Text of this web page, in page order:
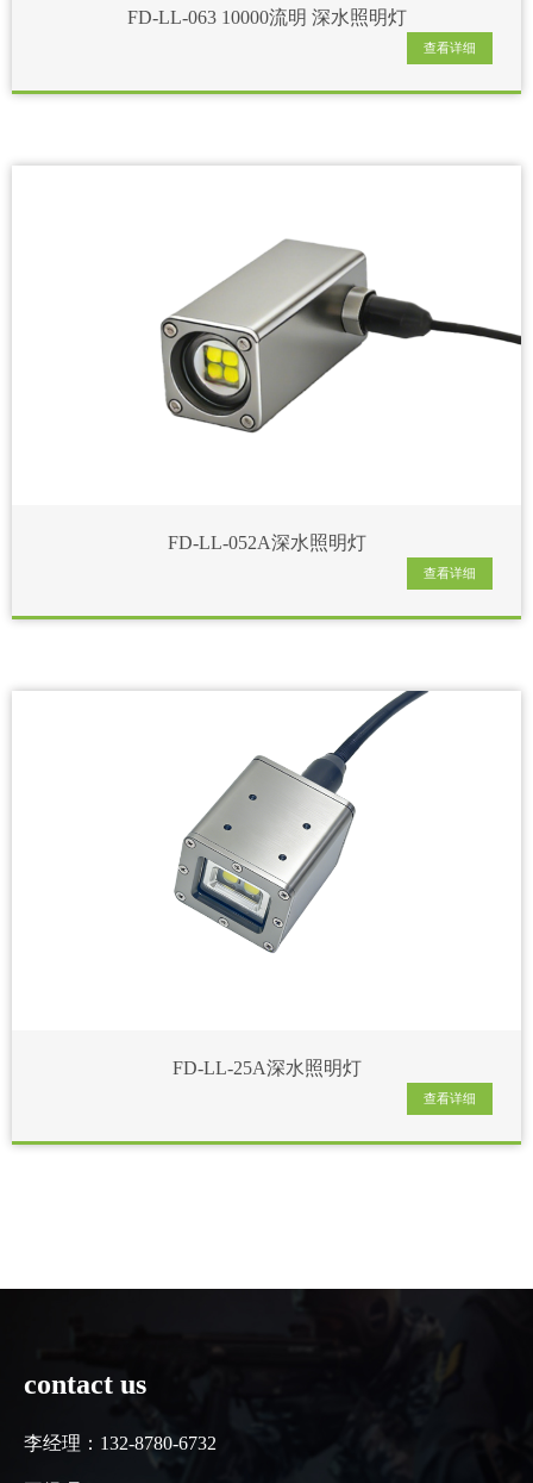
FD-LL-063 10000流明 深水照明灯
查看详细
FD-LL-052A深水照明灯
查看详细
FD-LL-25A深水照明灯
查看详细
contact us
李经理：132-8780-6732